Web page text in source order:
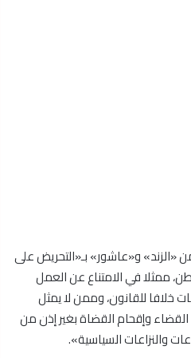
و«عاشور» بـ«التحريض على
ممثلا في الامتناع عن العمل
خلافا للقانون، وممن لا يمثل
وإقحام القضاة بغير إذن من
والنزاعات السياسية».